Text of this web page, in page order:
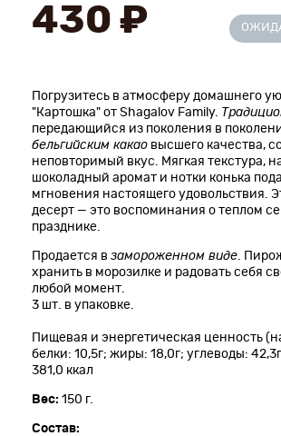
Контакты
430 ₽
Погрузитесь в атмосферу домашнего
"Картошка" от Shagalov Family.
передающийся из поколения в
бельгийским какао высшего качества,
неповторимый вкус. Мягкая текстура,
шоколадный аромат и нотки конька
мгновения настоящего удовольствия.
десерт — это воспоминания о теплом
празднике.
Продается в замороженном виде.
хранить в морозилке и радовать себя
любой момент.
3 шт. в упаковке.
Пищевая и энергетическая ценность
белки: 10,5г; жиры: 18,0г; углеводы:
381,0 ккал
Вес: 150 г.
Состав: